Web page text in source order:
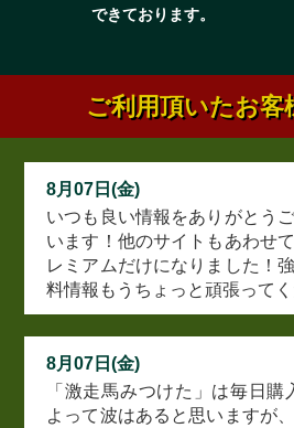
できております。
ご利用頂いたお客
8月07日(金)
いつも良い情報をありがとう
います！他のサイトもあわせ
レミアムだけになりました！
料情報もうちょっと頑張って
8月07日(金)
「激走馬みつけた」は毎日
よって波はあると思いますが